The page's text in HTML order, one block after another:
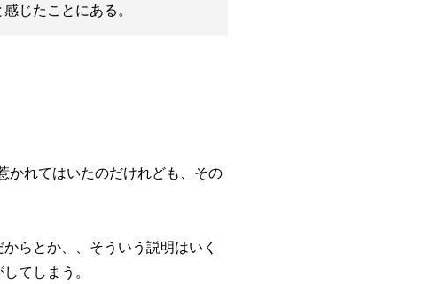
じたことにある。
かれてはいたのだけれども、その
らとか、、そういう説明はいく
てしまう。